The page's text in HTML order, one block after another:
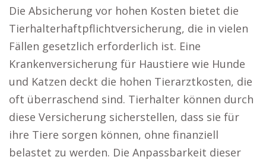
Die Absicherung vor hohen Kosten bietet die
Tierhalterhaftpflichtversicherung, die in vielen
Fällen gesetzlich erforderlich ist. Eine
Krankenversicherung für Haustiere wie Hunde
und Katzen deckt die hohen Tierarztkosten, die
oft überraschend sind. Tierhalter können durch
diese Versicherung sicherstellen, dass sie für
ihre Tiere sorgen können, ohne finanziell
belastet zu werden. Die Anpassbarkeit dieser